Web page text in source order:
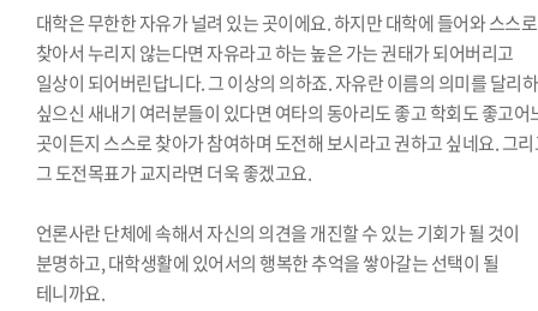
대학은 무한한 자유가 널려 있는 곳이에요. 하지만 대학에 들어와 스스로
찾아서 누리지 않는다면 자유라고 하는 높은 가는 권태가 되어버리고
일상이 되어버린답니다. 그 이상의 의하죠. 자유란 이름의 의미를 달리
싶으신 새내기 여러분들이 있다면 여타의 동아리도 좋고 학회도 좋고어
곳이든지 스스로 찾아가 참여하며 도전해 보시라고 권하고 싶네요. 그
그 도전목표가 교지라면 더욱 좋겠고요.
언론사란 단체에 속해서 자신의 의견을 개진할 수 있는 기회가 될 것이
분명하고, 대학생활에 있어서의 행복한 추억을 쌓아갈는 선택이 될
테니까요.